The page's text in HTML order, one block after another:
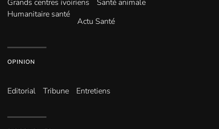
Grands centres ivoiriens
Santé animale
Humanitaire santé
Actu Santé
OPINION
Editorial Tribune Entretiens